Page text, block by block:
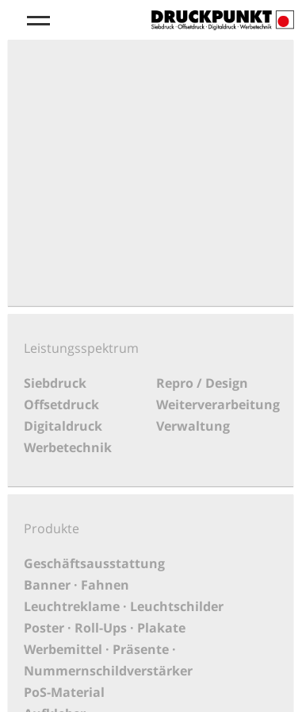
Leistungsspektrum
Siebdruck
Offsetdruck
Digitaldruck
Werbetechnik
Repro / Design
Weiterverarbeitung
Verwaltung
Produkte
Geschäftsausstattung
Banner · Fahnen
Leuchtreklame · Leuchtschilder
Poster · Roll-Ups · Plakate
Werbemittel · Präsente ·
Nummernschildverstärker
PoS-Material